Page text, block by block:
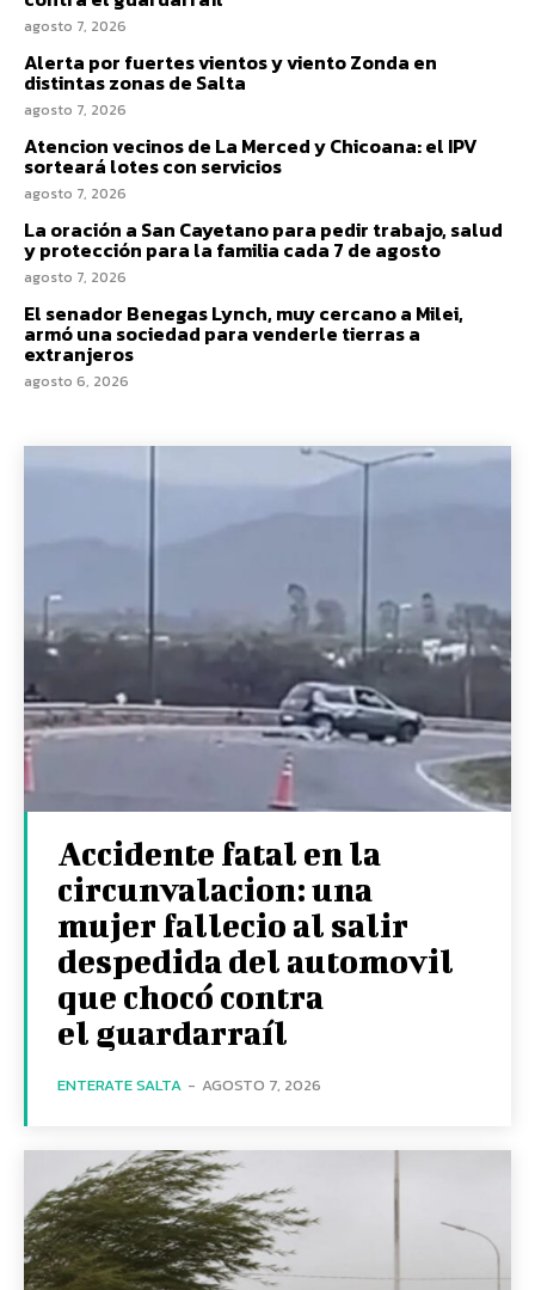
agosto 7, 2026
Alerta por fuertes vientos y viento Zonda en
distintas zonas de Salta
agosto 7, 2026
Atencion vecinos de La Merced y Chicoana: el IPV
sorteará lotes con servicios
agosto 7, 2026
La oración a San Cayetano para pedir trabajo, salud
y protección para la familia cada 7 de agosto
agosto 7, 2026
El senador Benegas Lynch, muy cercano a Milei,
armó una sociedad para venderle tierras a
extranjeros
agosto 6, 2026
Accidente fatal en la
circunvalacion: una
mujer fallecio al salir
despedida del automovil
que chocó contra
el guardarraíl
ENTERATE SALTA - AGOSTO 7, 2026